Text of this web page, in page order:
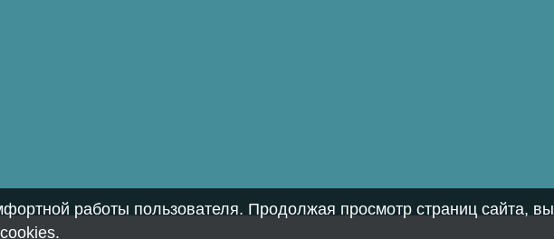
работы пользователя. Продолжая просмотр страниц сайта, вы
.